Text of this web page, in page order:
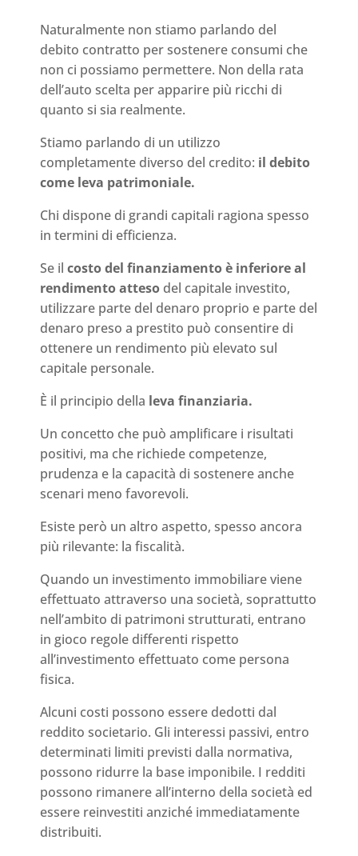
Naturalmente non stiamo parlando del
debito contratto per sostenere consumi che
non ci possiamo permettere. Non della rata
dell’auto scelta per apparire più ricchi di
quanto si sia realmente.
Stiamo parlando di un utilizzo
completamente diverso del credito: il debito
come leva patrimoniale.
Chi dispone di grandi capitali ragiona spesso
in termini di efficienza.
Se il costo del finanziamento è inferiore al
rendimento attesodel capitale investito,
utilizzare parte del denaro proprio e parte del
denaro preso a prestito può consentire di
ottenere un rendimento più elevato sul
capitale personale.
È il principio della leva finanziaria.
Un concetto che può amplificare i risultati
positivi, ma che richiede competenze,
prudenza e la capacità di sostenere anche
scenari meno favorevoli.
Esiste però un altro aspetto, spesso ancora
più rilevante: la fiscalità.
Quando un investimento immobiliare viene
effettuato attraverso una società, soprattutto
nell’ambito di patrimoni strutturati, entrano
in gioco regole differenti rispetto
all’investimento effettuato come persona
fisica.
Alcuni costi possono essere dedotti dal
reddito societario. Gli interessi passivi, entro
determinati limiti previsti dalla normativa,
possono ridurre la base imponibile. I redditi
possono rimanere all’interno della società ed
essere reinvestiti anziché immediatamente
distribuiti.